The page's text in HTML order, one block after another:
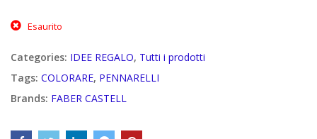
Esaurito
Categories: IDEE REGALO, Tutti i prodotti
Tags: COLORARE, PENNARELLI
Brands: FABER CASTELL